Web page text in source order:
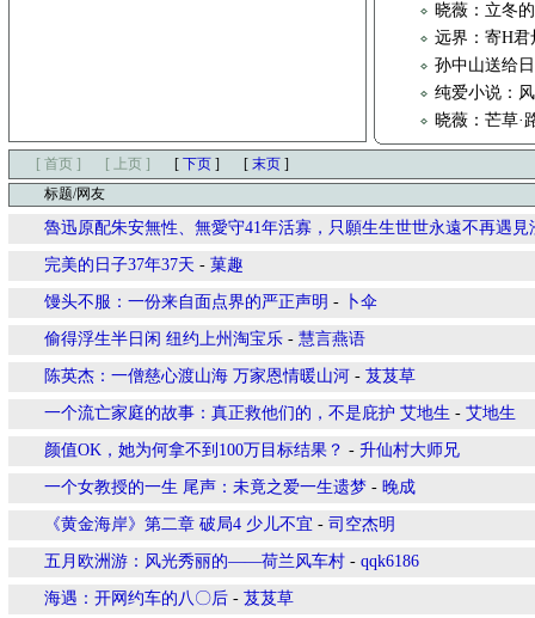
晓薇：立冬
远界：寄H君
孙中山送给
纯爱小说：
晓薇：芒草·
[ 首页 ] [ 上页 ] [ 下页 ] [ 末页 ]
标题/网友
魯迅原配朱安無性、無愛守41年活寡，只願生生世世永遠不再遇見
完美的日子37年37天 - 菓趣
馒头不服：一份来自面点界的严正声明 - 卜伞
偷得浮生半日闲 纽约上州淘宝乐 - 慧言燕语
陈英杰：一僧慈心渡山海 万家恩情暖山河 - 芨芨草
一个流亡家庭的故事：真正救他们的，不是庇护 艾地生 - 艾地生
颜值OK，她为何拿不到100万目标结果？ - 升仙村大师兄
一个女教授的一生 尾声：未竟之爱一生遗梦 - 晚成
《黄金海岸》第二章 破局4 少儿不宜 - 司空杰明
五月欧洲游：风光秀丽的——荷兰风车村 - qqk6186
海遇：开网约车的八〇后 - 芨芨草